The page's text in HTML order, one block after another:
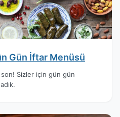
Gün İftar Menüsü
Sizler için gün gün